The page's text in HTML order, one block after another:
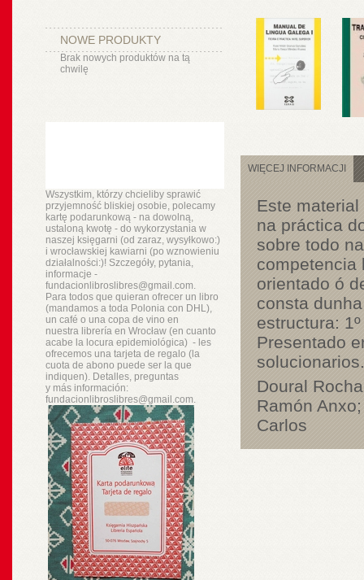
NOWE PRODUKTY
Brak nowych produktów na tą
chwilę
Wszystkim, którzy chcieliby sprawić
przyjemność bliskiej osobie, polecamy
kartę podarunkową - na dowolną,
ustaloną kwotę - do wykorzystania w
naszej księgarni (od zaraz, wysyłkowo:)
i wrocławskiej kawiarni (po wznowieniu
działalności:)! Szczegóły, pytania,
informacje -
fundacionlibroslibres@gmail.com.
Para todos que quieran ofrecer un libro
(mandamos a toda Polonia con DHL),
un café o una copa de vino en
nuestra libreríaen Wrocław (en cuanto
acabe la locura epidemiológica) - les
ofrecemos una tarjeta de regalo (la
cuota de abono puede ser la que
indiquen). Detalles, preguntas
y másinformación:
fundacionlibroslibres@gmail.com.
WIĘCEJ INFORMACJI
Este
na práctica
sobre todo
competencia
orientado ó
consta
estructura:
Presentado
solucionarios.
Doural
Ramón
Carlos